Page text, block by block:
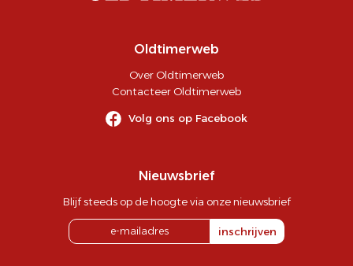
Oldtimerweb
Over Oldtimerweb
Contacteer Oldtimerweb
Volg ons op Facebook
Nieuwsbrief
Blijf steeds op de hoogte via onze nieuwsbrief
inschrijven